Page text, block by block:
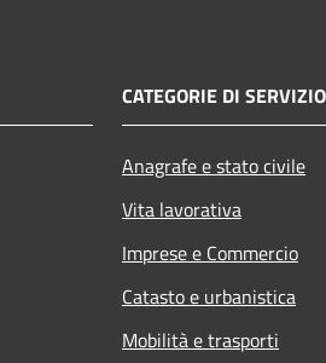
CATEGORIE DI SERVIZIO
Anagrafe e stato civile
Vita lavorativa
Imprese e Commercio
Catasto e urbanistica
Mobilità e trasporti